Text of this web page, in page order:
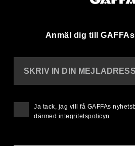
Anmäl dig till
SKRIV IN DIN MEJLADRESS
Ja tack, jag vill få GAFFAs
därmed integritetspolicyn